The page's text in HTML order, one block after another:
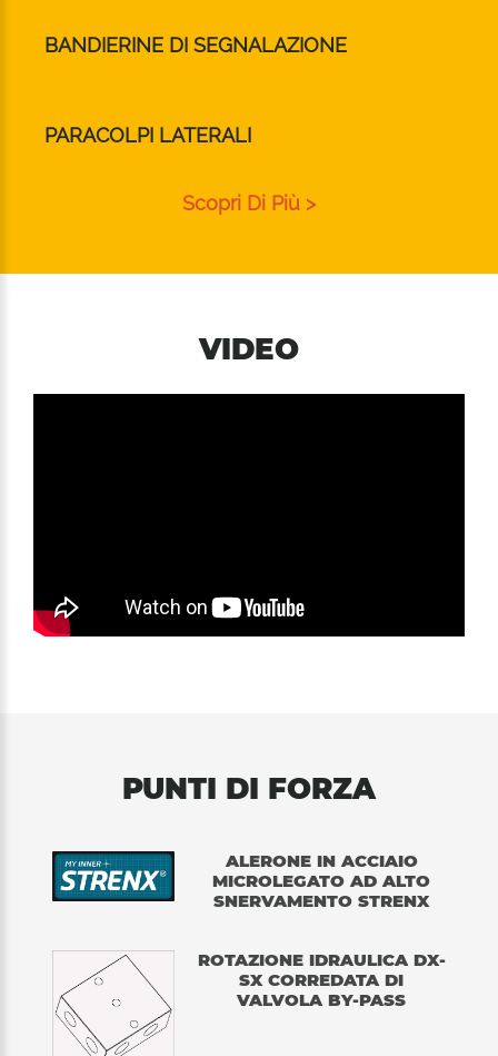
BANDIERINE DI SEGNALAZIONE
PARACOLPI LATERALI
Scopri Di Più >
VIDEO
PUNTI DI FORZA
ALERONE IN ACCIAIO
MICROLEGATO AD ALTO
SNERVAMENTO STRENX
ROTAZIONE IDRAULICA DX-
SX CORREDATA DI
VALVOLA BY-PASS